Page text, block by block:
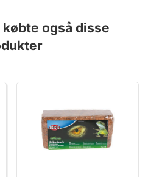
også disse